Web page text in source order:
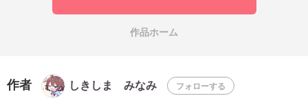
作品ホーム
作者 しきしま みなみ フォローする